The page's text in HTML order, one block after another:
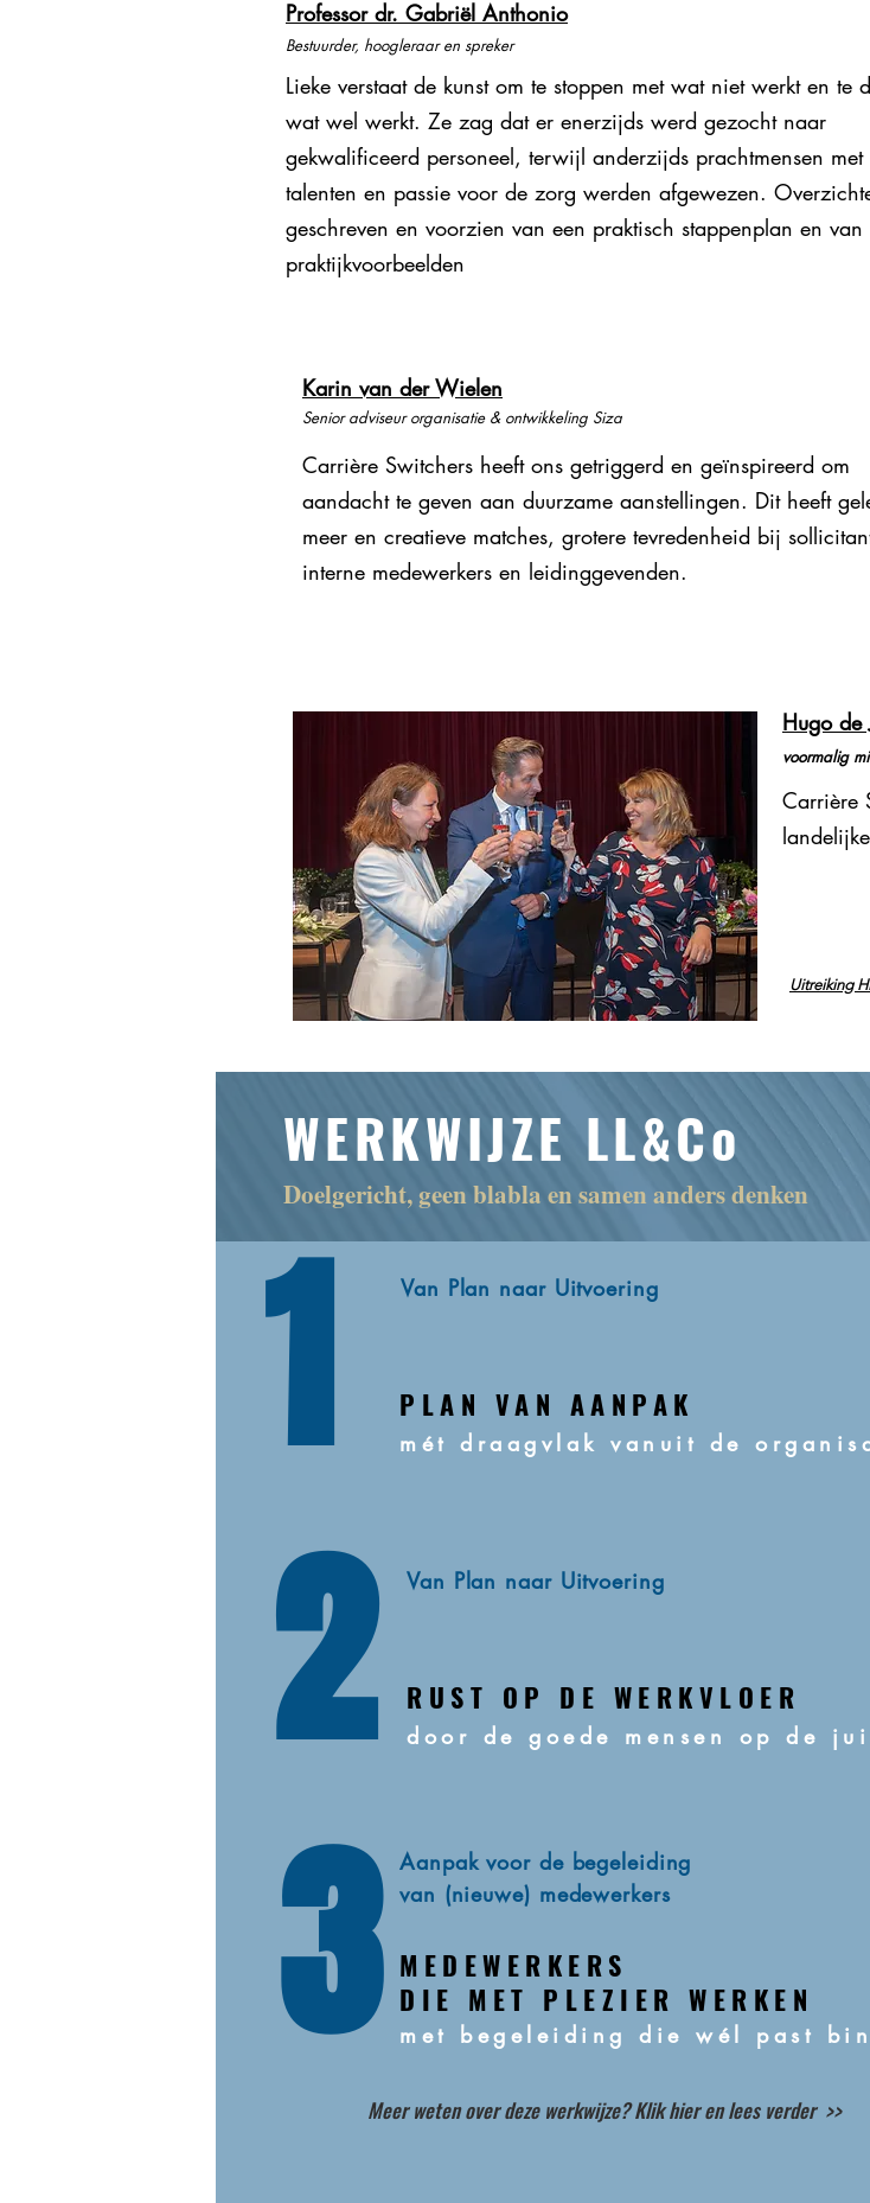
Professor dr. Gabriël Anthonio
Bestuurder, hoogleraar en spreker
Lieke verstaat de kunst om te stoppen met wat niet werkt en te
wat wel werkt. Ze zag dat er enerzijds werd gezocht naar
gekwalificeerd personeel, terwijl anderzijds prachtmensen met
talenten en passie voor de zorg werden afgewezen.
geschreven en voorzien van een praktisch stappenplan en van
praktijkvoorbeelden
Karin van der Wielen
Senior adviseur organisatie & ontwikkeling Siza
Carrière Switchers heeft ons getriggerd en geïnspireerd om
aandacht te geven aan duurzame aanstellingen. Dit heeft
meer en creatieve matches, grotere tevredenheid bij
interne medewerkers en leidinggevenden.
Hugo de
voormalig
Carrière
Uitreiking
WERKWIJZE LL&Co
Doelgericht, geen blabla en samen anders denken
1 Van Plan naar Uitvoering
PLAN VAN AANPAK
mét draagvlak vanuit de
2 Van Plan naar Uitvoering
RUST OP DE WERKVLOER
door de goede mensen op de
3
Aanpak voor de begeleiding
van (nieuwe) medewerkers
MEDEWERKERS
DIE MET PLEZIER WERKEN
met begeleiding die wél past
Meer weten over deze werkwijze? Klik hier en lees verder >>